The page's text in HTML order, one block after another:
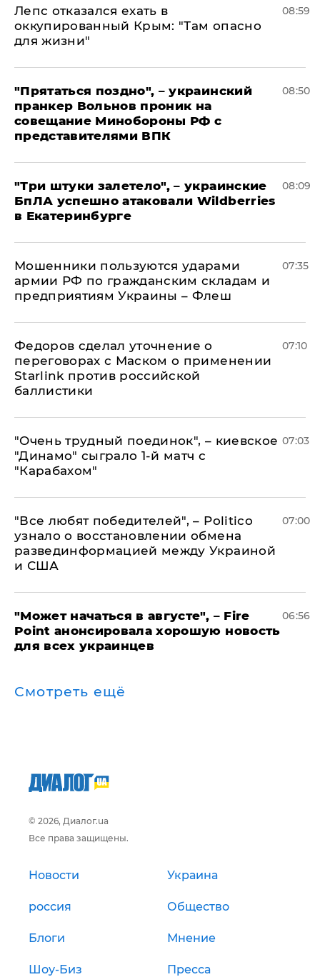
Лепс отказался ехать в
оккупированный Крым: "Там опасно
для жизни"
08:59
"Прятаться поздно", – украинский
пранкер Вольнов проник на
совещание Минобороны РФ с
представителями ВПК
08:50
"Три штуки залетело", – украинские
БпЛА успешно атаковали Wildberries
в Екатеринбурге
08:09
Мошенники пользуются ударами
армии РФ по гражданским складам и
предприятиям Украины – Флеш
07:35
Федоров сделал уточнение о
переговорах с Маском о применении
Starlink против российской
баллистики
07:10
"Очень трудный поединок", – киевское
"Динамо" сыграло 1-й матч с
"Карабахом"
07:03
​"Все любят победителей", – Politico
узнало о восстановлении обмена
развединформацией между Украиной
и США
07:00
"Может начаться в августе", – Fire
Point анонсировала хорошую новость
для всех украинцев
06:56
Смотреть ещё
© 2026, Диалог.ua
Все права защищены.
Новости Украина
россия Общество
Блоги Мнение
Шоу-Биз Пресса